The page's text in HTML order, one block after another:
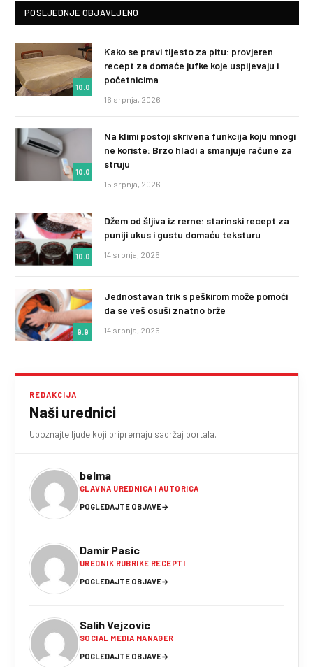
POSLJEDNJE OBJAVLJENO
10.0
Kako se pravi tijesto za pitu: provjeren
recept za domaće jufke koje uspijevaju i
početnicima
16 srpnja, 2026
10.0
Na klimi postoji skrivena funkcija koju mnogi
ne koriste: Brzo hladi a smanjuje račune za
struju
15 srpnja, 2026
10.0
Džem od šljiva iz rerne: starinski recept za
puniji ukus i gustu domaću teksturu
14 srpnja, 2026
9.9
Jednostavan trik s peškirom može pomoći
da se veš osuši znatno brže
14 srpnja, 2026
REDAKCIJA
Naši urednici
Upoznajte ljude koji pripremaju sadržaj portala.
belma
GLAVNA UREDNICA I AUTORICA
POGLEDAJTE OBJAVE→
Damir Pasic
UREDNIK RUBRIKE RECEPTI
POGLEDAJTE OBJAVE→
Salih Vejzovic
SOCIAL MEDIA MANAGER
POGLEDAJTE OBJAVE→